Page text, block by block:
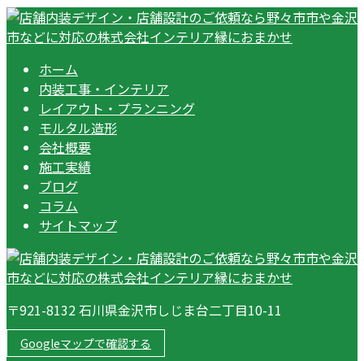
ホーム
内装工事・インテリア
レイアウト・プランニング
モルタル造形
会社概要
施工実績
ブログ
コラム
サイトマップ
〒921-8132 石川県金沢市しじま台二丁目10-11
Googleマップで確認する